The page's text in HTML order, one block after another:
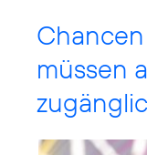
müssen